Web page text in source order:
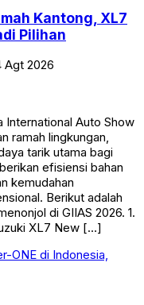
Kantong, XL7
Pilihan
Agt 2026
International Auto Show
ramah lingkungan,
tarik utama bagi
efisiensi bahan
kemudahan
Berikut adalah
di GIIAS 2026. 1.
XL7 New […]